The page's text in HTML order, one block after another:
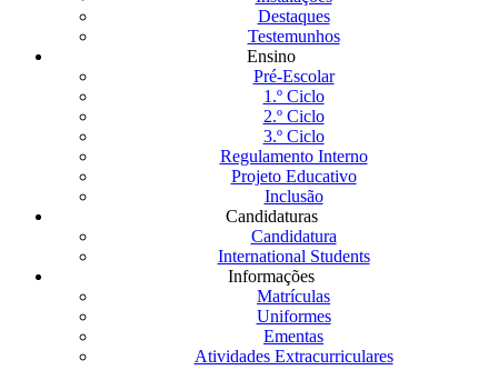
Destaques
Testemunhos
Ensino
Pré-Escolar
1.º Ciclo
2.º Ciclo
3.º Ciclo
Regulamento Interno
Projeto Educativo
Inclusão
Candidaturas
Candidatura
International Students
Informações
Matrículas
Uniformes
Ementas
Atividades Extracurriculares